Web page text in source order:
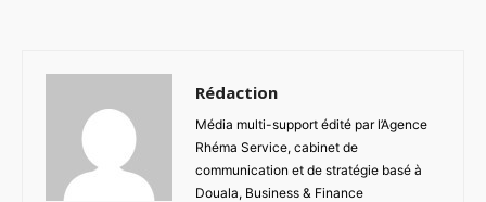
Rédaction
Média multi-support édité par l’Agence
Rhéma Service, cabinet de
communication et de stratégie basé à
Douala, Business & Finance